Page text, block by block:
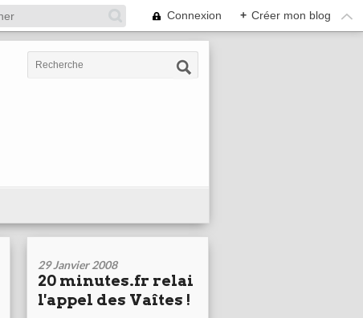
Connexion + Créer mon blog
29 Janvier 2008
20 minutes.fr relai
l'appel des Vaîtes !